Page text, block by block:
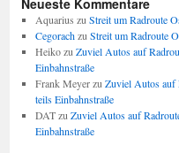
Neueste Kommentare
Aquarius zuStreit um Radroute
CegorachzuStreit um Radroute
HeikozuZuviel Autos auf
Einbahnstraße
Frank MeyerzuZuviel Autos auf
teils Einbahnstraße
DATzuZuviel Autos auf
Einbahnstraße